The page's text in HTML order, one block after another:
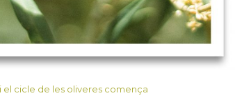
el cicle de les oliveres comença